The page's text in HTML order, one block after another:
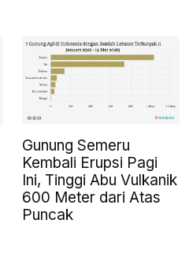
Gunung Semeru
Kembali Erupsi Pagi
Ini, Tinggi Abu Vulkanik
600 Meter dari Atas
Puncak